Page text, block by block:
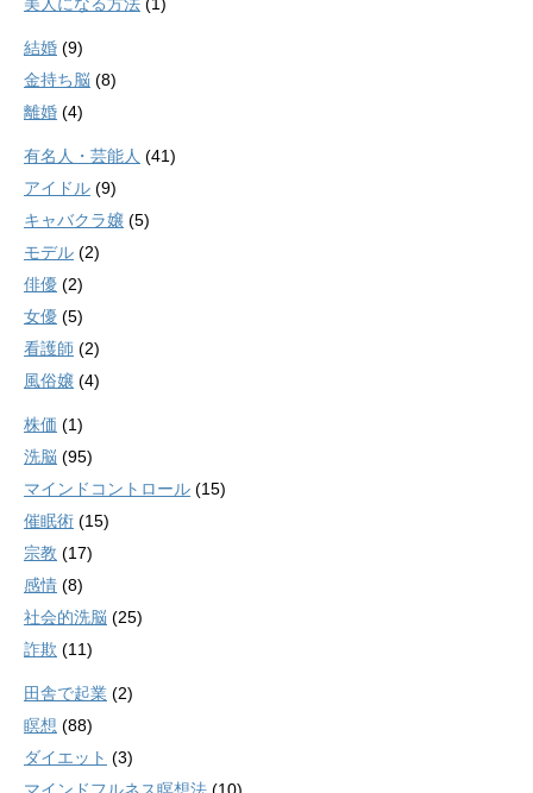
結婚 (9)
金持ち脳 (8)
離婚 (4)
有名人・芸能人 (41)
アイドル (9)
キャバクラ嬢 (5)
モデル (2)
俳優 (2)
女優 (5)
看護師 (2)
風俗嬢 (4)
株価 (1)
洗脳 (95)
マインドコントロール (15)
催眠術 (15)
宗教 (17)
感情 (8)
社会的洗脳 (25)
詐欺 (11)
田舎で起業 (2)
瞑想 (88)
ダイエット (3)
マインドフルネス瞑想法 (10)